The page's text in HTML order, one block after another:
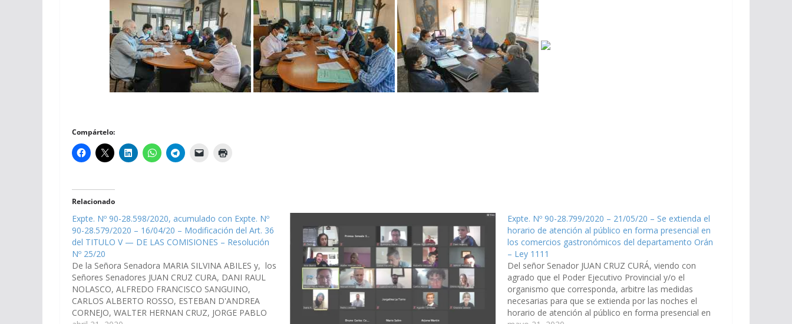
Compártelo:
Relacionado
Expte. Nº 90-28.598/2020, acumulado con Expte. Nº
90-28.579/2020 – 16/04/20 – Modificación del Art. 36
del TITULO V — DE LAS COMISIONES – Resolución
Nº 25/20
De la Señora Senadora MARIA SILVINA ABILES y, los
Señores Senadores JUAN CRUZ CURA, DANI RAUL
NOLASCO, ALFREDO FRANCISCO SANGUINO,
CARLOS ALBERTO ROSSO, ESTEBAN D'ANDREA
CORNEJO, WALTER HERNAN CRUZ, JORGE PABLO
Expte. Nº 90-28.799/2020 – 21/05/20 – Se extienda el
horario de atención al público en forma presencial en
los comercios gastronómicos del departamento Orán
– Ley 1111
Del señor Senador JUAN CRUZ CURÁ, viendo con
agrado que el Poder Ejecutivo Provincial y/o el
organismo que corresponda, arbitre las medidas
necesarias para que se extienda por las noches el
horario de atención al público en forma presencial en